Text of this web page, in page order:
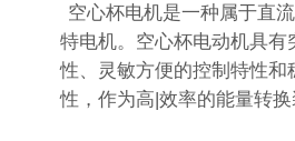
空心杯电机是一种属于直
特电机。空心杯电动机具有
性、灵敏方便的控制特性和
性，作为高|效率的能量转